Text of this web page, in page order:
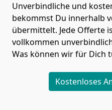
Unverbindliche und
bekommst Du innerhalb
übermittelt. Jede Offerte
vollkommen
Was können wir für Dich
Kostenloses